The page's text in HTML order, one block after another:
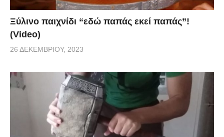
Ξύλινο παιχνίδι “εδώ παπάς εκεί παπάς”!
(Video)
26 ΔΕΚΕΜΒΡΊΟΥ, 2023